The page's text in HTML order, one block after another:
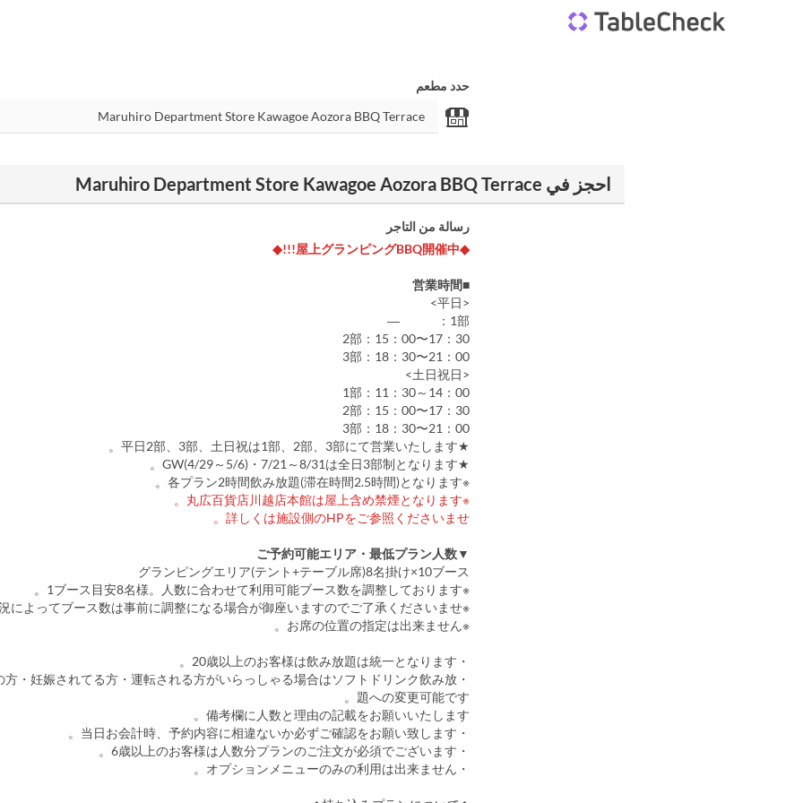
حدد مطعم
احجز في Maruhiro Department Store Kawagoe Aozora BBQ Terrace
رسالة من التاجر
◆屋上グランピングBBQ開催中!!!◆
■営業時間
<平日>
1部： ―
2部：15：00〜17：30
3部：18：30〜21：00
<土日祝日>
1部：11：30～14：00
2部：15：00〜17：30
3部：18：30〜21：00
★平日2部、3部、土日祝は1部、2部、3部にて営業いたします。
★GW(4/29～5/6)・7/21～8/31は全日3部制となります。
※各プラン2時間飲み放題(滞在時間2.5時間)となります。
※丸広百貨店川越店本館は屋上含め禁煙となります。
詳しくは施設側のHPをご参照くださいませ。
▼ご予約可能エリア・最低プラン人数
グランピングエリア(テント+テーブル席)8名掛け×10ブース
※1ブース目安8名様。人数に合わせて利用可能ブース数を調整しております。
※ご予約状況によってブース数は事前に調整になる場合が御座いますのでご了承くださいませ。
※お席の位置の指定は出来ません。
・20歳以上のお客様は飲み放題は統一となります。
方・妊娠されてる方・運転される方がいらっしゃる場合はソフトドリンク飲み放
題への変更可能です。
備考欄に人数と理由の記載をお願いいたします。
・当日お会計時、予約内容に相違ないか必ずご確認をお願い致します。
・6歳以上のお客様は人数分プランのご注文が必須でございます。
・オプションメニューのみの利用は出来ません。